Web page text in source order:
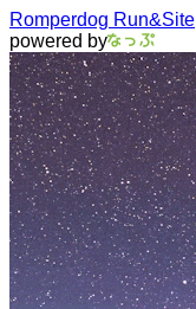
Romperdog Run&Site
powered by